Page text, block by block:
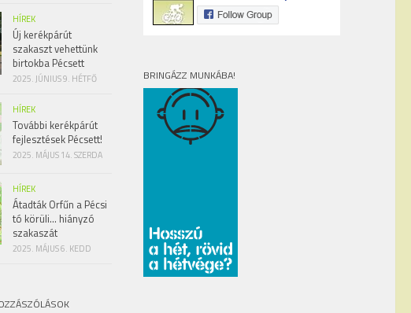
BRINGÁZZ MUNKÁBA!
HÍREK
Új kerékpárút
szakaszt vehettünk
birtokba Pécsett
2025. JÚNIUS 9. HÉTFŐ
HÍREK
További kerékpárút
fejlesztések Pécsett!
2025. MÁJUS 14. SZERDA
HÍREK
Átadták Orfűn a Pécsi
tó körüli… hiányzó
szakaszát
2025. MÁJUS 6. KEDD